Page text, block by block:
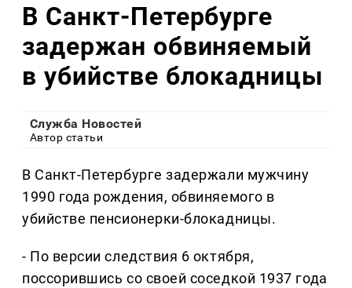
В Санкт-Петербурге
задержан обвиняемый
в убийстве блокадницы
Служба Новостей
Автор статьи
В Санкт-Петербурге задержали мужчину
1990 года рождения, обвиняемого в
убийстве пенсионерки-блокадницы.
- По версии следствия 6 октября,
поссорившись со своей соседкой 1937 года